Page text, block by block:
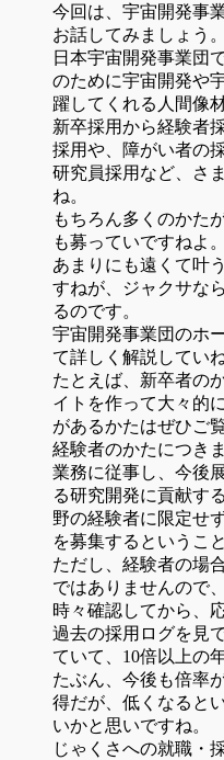
今回は、宇宙開発事
お話してみましょう。
日本宇宙開発事業団
のために宇宙開発や
躍してくれる人間像
新卒採用から経験者
採用や、障がい者の
研究員採用など、さ
ね。
もちろん多くのかた
も募っていですねよ。
あまりにも遠くて叶
すねが、ジャクサな
るのです。
宇宙開発事業団のホ
て詳しく解説していね
たとえば、新卒者の
イトを作って大々的
があるかたはぜひご
経験者のかたにつき
業務に従事し、今後
る研究開発に貢献す
野の経験者に限定せ
を募集するというこ
ただし、経験者の場
ではありませんので
時々確認してから、
過去の採用ログを見
ていて、10倍以上の
たぶん、今後も倍率
得だが、低くなると
いかと思いですね。
じゃくさへの就職・